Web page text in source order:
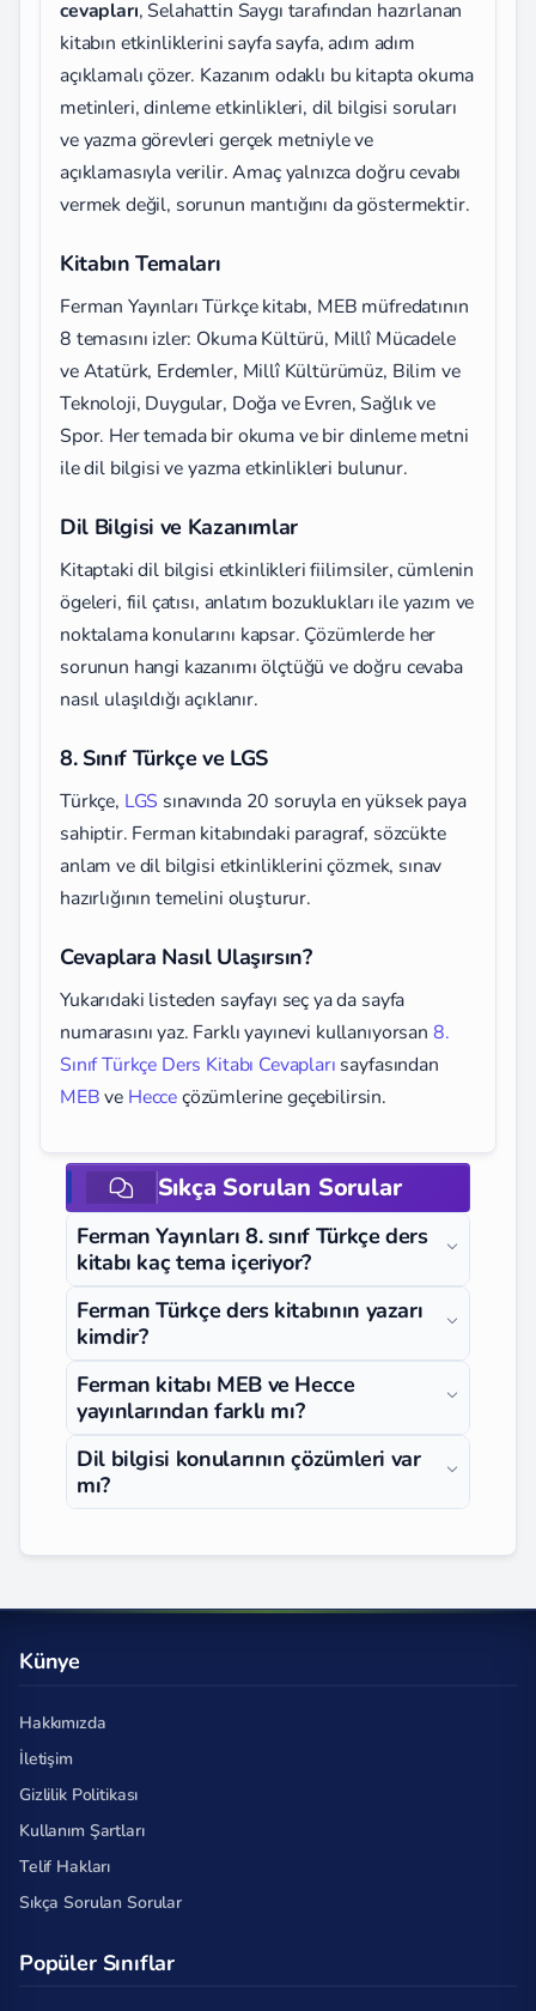
cevapları, Selahattin Saygı tarafından hazırlanan
kitabın etkinliklerini sayfa sayfa, adım adım
açıklamalı çözer. Kazanım odaklı bu kitapta okuma
metinleri, dinleme etkinlikleri, dil bilgisi soruları
ve yazma görevleri gerçek metniyle ve
açıklamasıyla verilir. Amaç yalnızca doğru cevabı
vermek değil, sorunun mantığını da göstermektir.
Kitabın Temaları
Ferman Yayınları Türkçe kitabı, MEB müfredatının
8 temasını izler: Okuma Kültürü, Millî Mücadele
ve Atatürk, Erdemler, Millî Kültürümüz, Bilim ve
Teknoloji, Duygular, Doğa ve Evren, Sağlık ve
Spor. Her temada bir okuma ve bir dinleme metni
ile dil bilgisi ve yazma etkinlikleri bulunur.
Dil Bilgisi ve Kazanımlar
Kitaptaki dil bilgisi etkinlikleri fiilimsiler, cümlenin
ögeleri, fiil çatısı, anlatım bozuklukları ile yazım ve
noktalama konularını kapsar. Çözümlerde her
sorunun hangi kazanımı ölçtüğü ve doğru cevaba
nasıl ulaşıldığı açıklanır.
8. Sınıf Türkçe ve LGS
Türkçe, LGS sınavında 20 soruyla en yüksek paya
sahiptir. Ferman kitabındaki paragraf, sözcükte
anlam ve dil bilgisi etkinliklerini çözmek, sınav
hazırlığının temelini oluşturur.
Cevaplara Nasıl Ulaşırsın?
Yukarıdaki listeden sayfayı seç ya da sayfa
numarasını yaz. Farklı yayınevi kullanıyorsan 8.
Sınıf Türkçe Ders Kitabı Cevapları sayfasından
MEBve Hecceçözümlerine geçebilirsin.
Sıkça Sorulan Sorular
Ferman Yayınları 8. sınıf Türkçe ders
kitabı kaç tema içeriyor?
Ferman Türkçe ders kitabının yazarı
kimdir?
Ferman kitabı MEB ve Hecce
yayınlarından farklı mı?
Dil bilgisi konularının çözümleri var
mı?
Künye
Hakkımızda
İletişim
Gizlilik Politikası
Kullanım Şartları
Telif Hakları
Sıkça Sorulan Sorular
Popüler Sınıflar